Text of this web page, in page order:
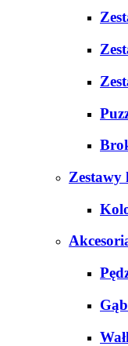
Zestawy